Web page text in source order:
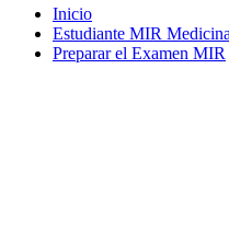
Inicio
Estudiante MIR Medicina
Preparar el Examen MIR